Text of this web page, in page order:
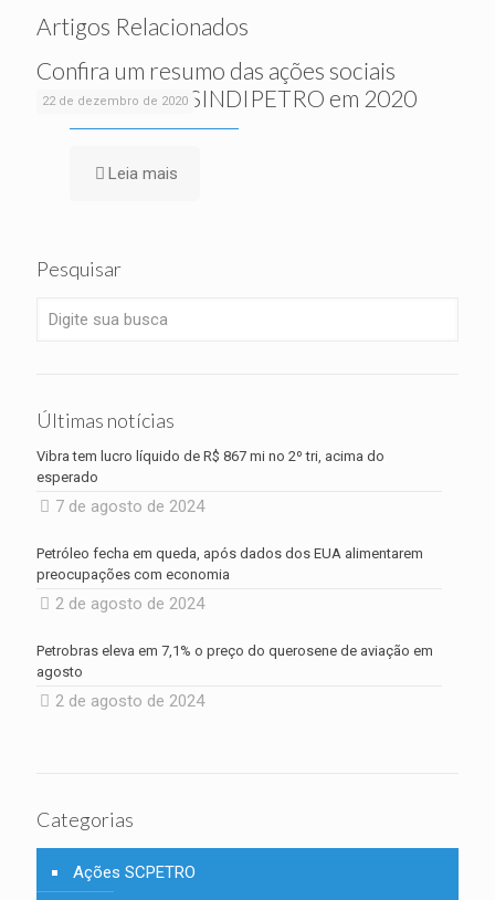
Artigos Relacionados
22 de dezembro de 2020
Confira um resumo das ações sociais
realizadas pelo SINDIPETRO em 2020
Leia mais
Pesquisar
Últimas notícias
Vibra tem lucro líquido de R$ 867 mi no 2º tri, acima do
esperado
7 de agosto de 2024
Petróleo fecha em queda, após dados dos EUA alimentarem
preocupações com economia
2 de agosto de 2024
Petrobras eleva em 7,1% o preço do querosene de aviação em
agosto
2 de agosto de 2024
Categorias
Ações SCPETRO